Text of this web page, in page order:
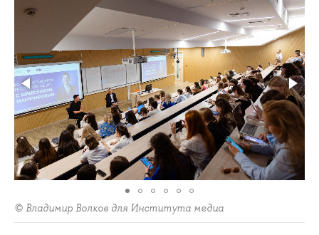
© Владимир Волков для Института медиа